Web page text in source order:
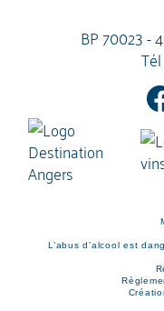
BP 70023 -
L’abus d’alcool est